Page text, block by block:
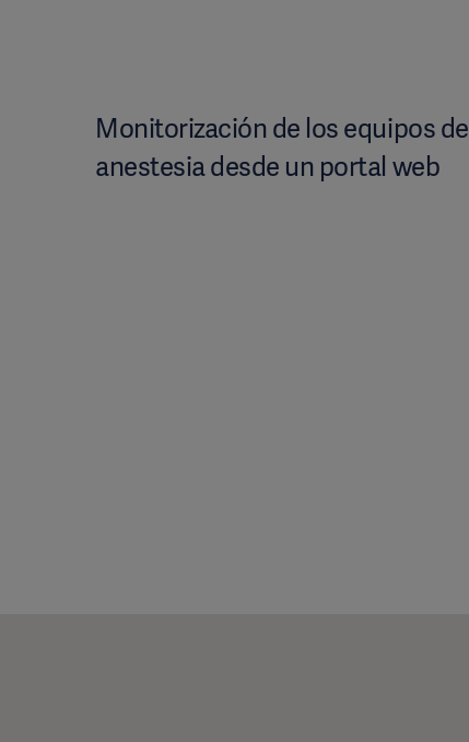
Monitorización de los equipos de
anestesia desde un portal web